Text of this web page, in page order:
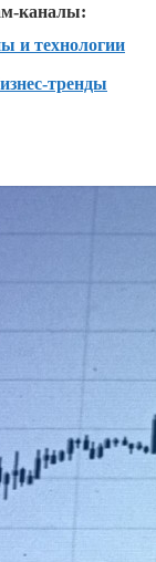
каналы:
и технологии
тренды